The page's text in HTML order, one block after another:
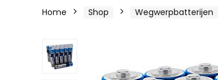
Home Shop Wegwerpbatterijen